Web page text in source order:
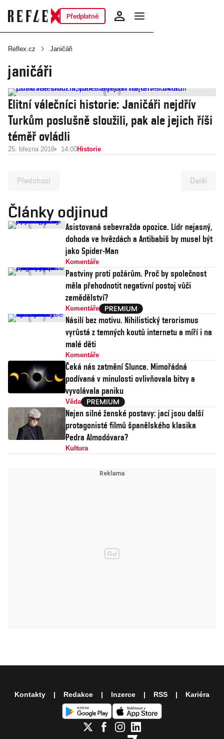
Předplatné
Reflex.cz Janičáři
janičáři
Elitní válečníci historie: Janičáři nejdřív
Turkům poslušně sloužili, pak ale jejich říši
téměř ovládli
25. března 2018 14:00Historie
Předchozí Další
Články odjinud
Asistovaná sebevražda opozice. Lídr nejasný,
dohoda ve hvězdách a Antibabiš by musel být
jako Spider-Man
Komentáře
Pastviny proti požárům. Proč by společnost
měla přehodnotit negativní postoj vůči
zemědělství?
Komentáře
Násilí bez motivu. Nihilistický terorismus
vyrůstá z temných koutů internetu a míří i na
malé děti
Komentáře
Čeká nás zatmění Slunce. Mimořádná
podívaná v minulosti ovlivňovala bitvy a
vyvolávala paniku
Věda
Nejen silné ženské postavy: jací jsou další
protagonisté filmů španělského klasika
Pedra Almodóvara?
Kultura
Kontakty Redakce Inzerce RSS Kariéra